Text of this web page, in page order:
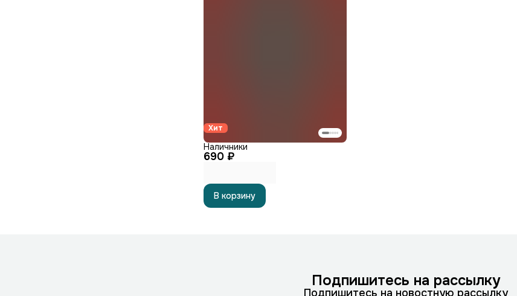
Хит
690 ₽
Наличники
В корзину
Подпишитесь на рассылку
Подпишитесь на новостную рассылку